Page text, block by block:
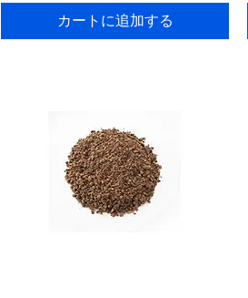
カートに追加する